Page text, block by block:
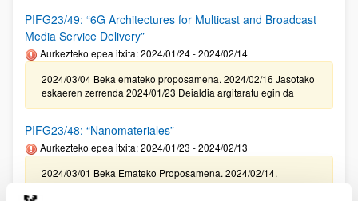
PIFG23/49: “6G Architectures for Multicast and Broadcast
Media Service Delivery”
Aurkezteko epea itxita: 2024/01/24 - 2024/02/14
2024/03/04 Beka emateko proposamena. 2024/02/16 Jasotako
eskaeren zerrenda 2024/01/23 Deialdia argitaratu egin da
PIFG23/48: “Nanomateriales”
Aurkezteko epea itxita: 2024/01/23 - 2024/02/13
2024/03/01 Beka Emateko Proposamena. 2024/02/14.
Balorazio fasera pasako diren jasotako eskaeren zerrenda .